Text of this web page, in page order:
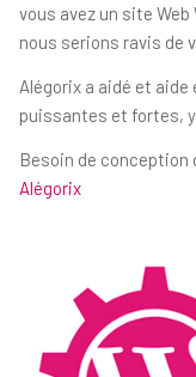
vous avez un site
nous serions ravis de
Alégorix a aidé et
puissantes et fortes,
Besoin de conception
Alégorix